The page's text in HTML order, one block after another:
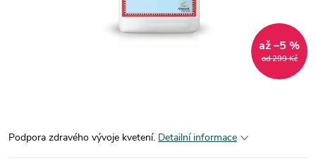
od 299 Kč
až –5 %
Podpora zdravého vývoje kvetení. Detailní informace